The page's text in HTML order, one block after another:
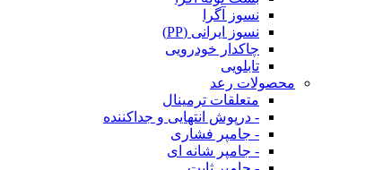
نسوز آگرا
نسوز ایرانی (PP)
چاکدار خودرویی
تابلویی
محصولات رعد
متعلقات ترمینال
- درپوش انتهایی و جداکننده
- جامپر فشاری
- جامپر شانه ای